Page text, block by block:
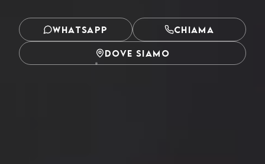
WHATSAPP CHIAMA
DOVE SIAMO